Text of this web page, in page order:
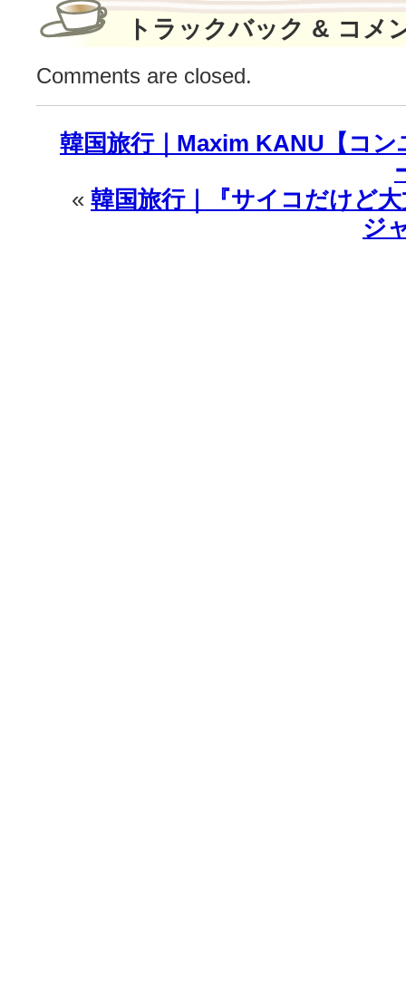
トラックバック & コメ
Comments are closed.
韓国旅行｜Maxim KANU【コ
« 韓国旅行｜『サイコだけど
ジ